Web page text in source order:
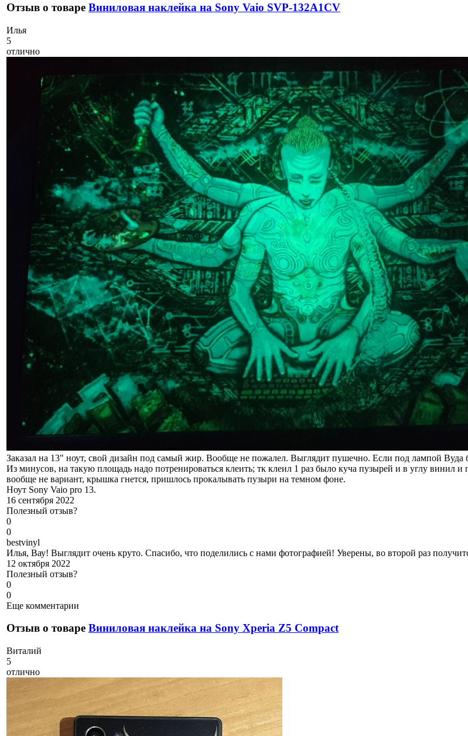
Отзыв о товаре Виниловая наклейка на Sony Vaio SVP-132A1CV
Илья
5
отлично
Заказал на 13" ноут, свой дизайн под самый жир. Вообще не пожалел. Выглядит пушечно. Если под лампой Вуда
Из минусов, на такую площадь надо потренироваться клеить; тк клеил 1 раз было куча пузырей и в углу винил
вообще не вариант, крышка гнется, пришлось прокалывать пузыри на темном фоне.
Ноут Sony Vaio pro 13.
16 сентября 2022
Полезный отзыв?
0
0
bestvinyl
Илья, Вау! Выглядит очень круто. Спасибо, что поделились с нами фотографией! Уверены, во второй раз
12 октября 2022
Полезный отзыв?
0
0
Еще комментарии
Отзыв о товаре Виниловая наклейка на Sony Xperia Z5 Compact
Виталий
5
отлично